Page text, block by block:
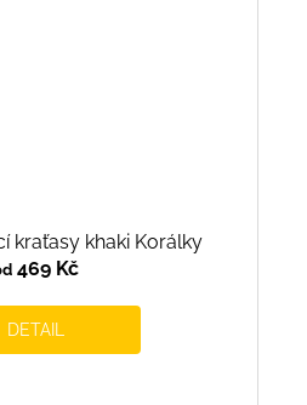
kraťasy khaki Korálky
469 Kč
DETAIL